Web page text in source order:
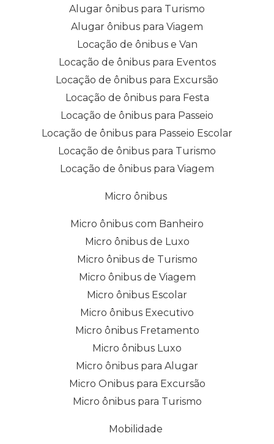
Alugar ônibus para Turismo
Alugar ônibus para Viagem
Locação de ônibus e Van
Locação de ônibus para Eventos
Locação de ônibus para Excursão
Locação de ônibus para Festa
Locação de ônibus para Passeio
Locação de ônibus para Passeio Escolar
Locação de ônibus para Turismo
Locação de ônibus para Viagem
Micro ônibus
Micro ônibus com Banheiro
Micro ônibus de Luxo
Micro ônibus de Turismo
Micro ônibus de Viagem
Micro ônibus Escolar
Micro ônibus Executivo
Micro ônibus Fretamento
Micro ônibus Luxo
Micro ônibus para Alugar
Micro Onibus para Excursão
Micro ônibus para Turismo
Mobilidade